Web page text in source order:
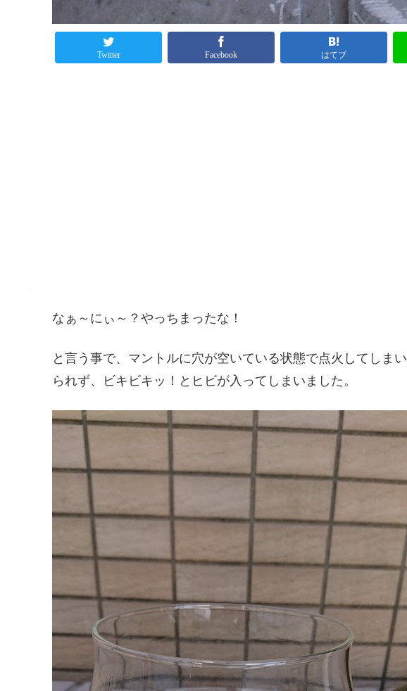
Twitter Facebook はてブ
なぁ～にぃ～？やっちまったな！
と言う事で、マントルに穴が空いている状態で点火してしま
られず、ビキビキッ！とヒビが入ってしまいました。